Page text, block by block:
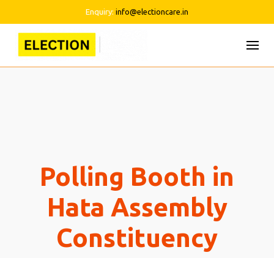
Enquiry: info@electioncare.in
content
Polling Booth in
Hata Assembly
Constituency